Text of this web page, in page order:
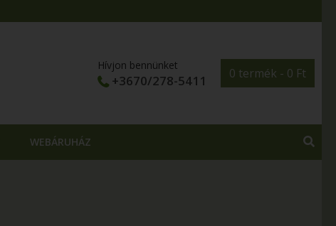
0 termék - 0 Ft
Hívjon bennünket
+3670/278-5411
WEBÁRUHÁZ